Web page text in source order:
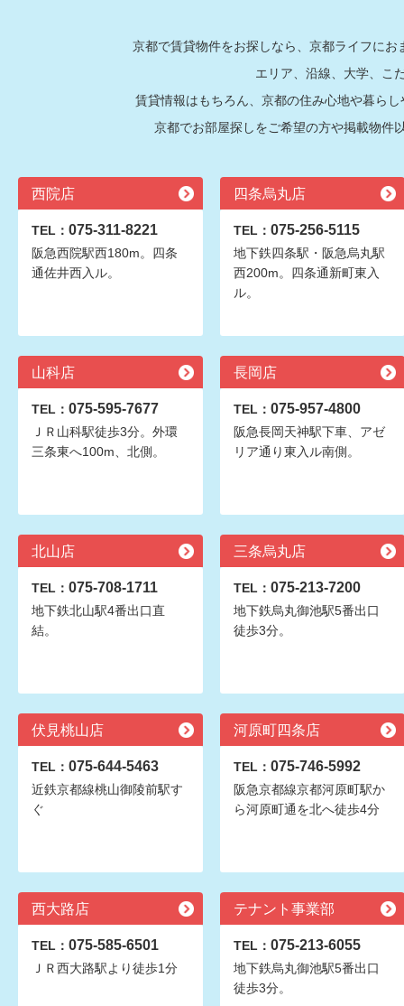
京都で賃貸物件をお探しなら、京都ライフに
エリア、沿線、大学、こ
賃貸情報はもちろん、京都の住み心地や暮ら
京都でお部屋探しをご希望の方や掲載物件
西院店
TEL： 075-311-8221
阪急西院駅西180m。四条
通佐井西入ル。
四条烏丸店
TEL： 075-256-5115
地下鉄四条駅・阪急烏丸駅
西200m。四条通新町東入
ル。
山科店
TEL： 075-595-7677
ＪＲ山科駅徒歩3分。外環
三条東へ100m、北側。
長岡店
TEL： 075-957-4800
阪急長岡天神駅下車、アゼ
リア通り東入ル南側。
北山店
TEL： 075-708-1711
地下鉄北山駅4番出口直
結。
三条烏丸店
TEL： 075-213-7200
地下鉄烏丸御池駅5番出口
徒歩3分。
伏見桃山店
TEL： 075-644-5463
近鉄京都線桃山御陵前駅す
ぐ
河原町四条店
TEL： 075-746-5992
阪急京都線京都河原町駅か
ら河原町通を北へ徒歩4分
西大路店
TEL： 075-585-6501
ＪＲ西大路駅より徒歩1分
テナント事業部
TEL： 075-213-6055
地下鉄烏丸御池駅5番出口
徒歩3分。